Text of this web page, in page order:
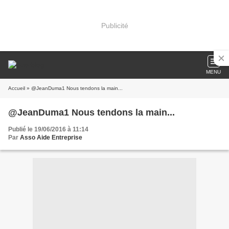
Publicité
MENU
Accueil » @JeanDuma1 Nous tendons la main...
@JeanDuma1 Nous tendons la main...
Publié le 19/06/2016 à 11:14
Par Asso Aide Entreprise